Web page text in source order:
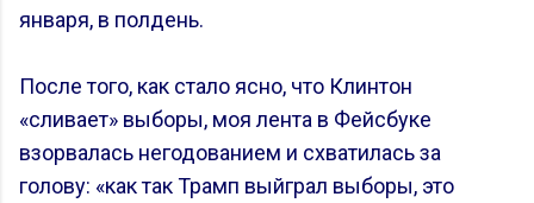
января, в полдень.
После того, как стало ясно, что Клинтон
«сливает» выборы, моя лента в Фейсбуке
взорвалась негодованием и схватилась за
голову: «как так Трамп выйграл выборы, это